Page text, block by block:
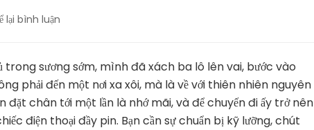
lại bình luận
Để
Có
Chuyến
Du
Lịch
trong sương sớm, mình đã xách ba lô lên vai, bước vào
phải đến một nơi xa xôi, mà là về với thiên nhiên nguyên
chân tới một lần là nhớ mãi, và để chuyến đi ấy trở nên
điện thoại đầy pin. Bạn cần sự chuẩn bị kỹ lưỡng, chút